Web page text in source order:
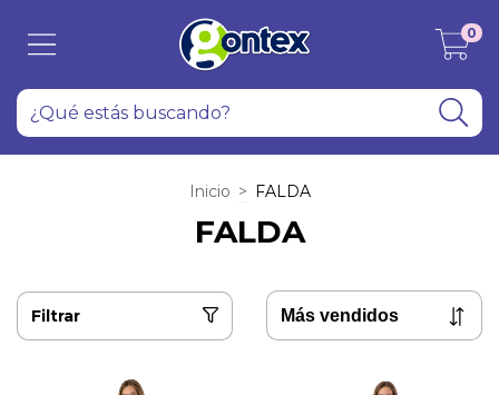
0
Inicio > FALDA
FALDA
Filtrar